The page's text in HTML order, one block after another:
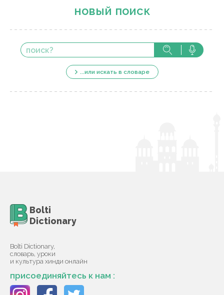
новый поиск
...или искать в словаре
Bolti
Dictionary
Bolti Dictionary,
словарь, уроки
и культура хинди онлайн
присоединяйтесь к нам :